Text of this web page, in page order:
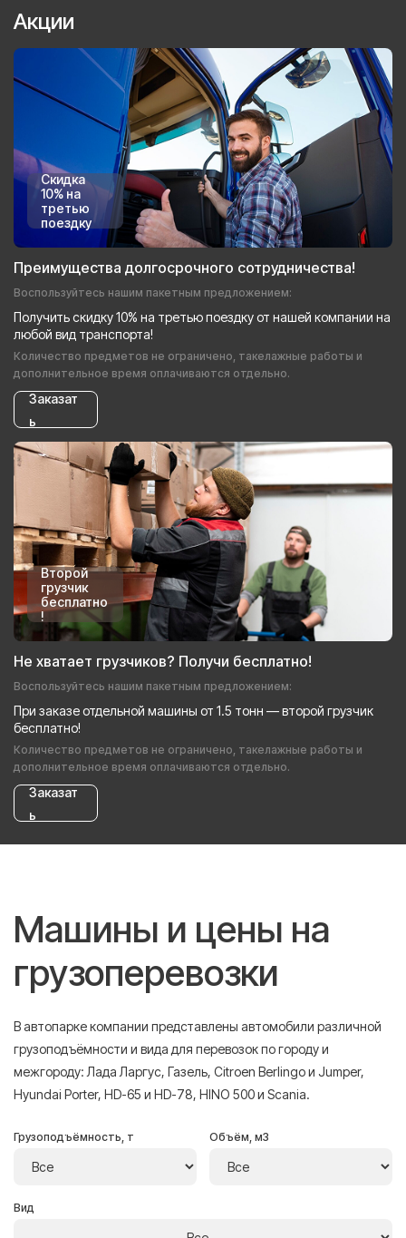
Акции
Скидка
10% на
третью
поездку
Преимущества долгосрочного сотрудничества!
Воспользуйтесь нашим пакетным предложением:
Получить скидку 10% на третью поездку от нашей компании на
любой вид транспорта!
Количество предметов не ограничено, такелажные работы и
дополнительное время оплачиваются отдельно.
Заказат
ь
Второй
грузчик
бесплатно
!
Не хватает грузчиков? Получи бесплатно!
Воспользуйтесь нашим пакетным предложением:
При заказе отдельной машины от 1.5 тонн — второй грузчик
бесплатно!
Количество предметов не ограничено, такелажные работы и
дополнительное время оплачиваются отдельно.
Заказат
ь
Машины и цены на
грузоперевозки
В автопарке компании представлены автомобили различной
грузоподъёмности и вида для перевозок по городу и
межгороду: Лада Ларгус, Газель, Citroen Berlingo и Jumper,
Hyundai Porter, HD-65 и HD-78, HINO 500 и Scania.
Грузоподъёмность, т Объём, м3
Вид